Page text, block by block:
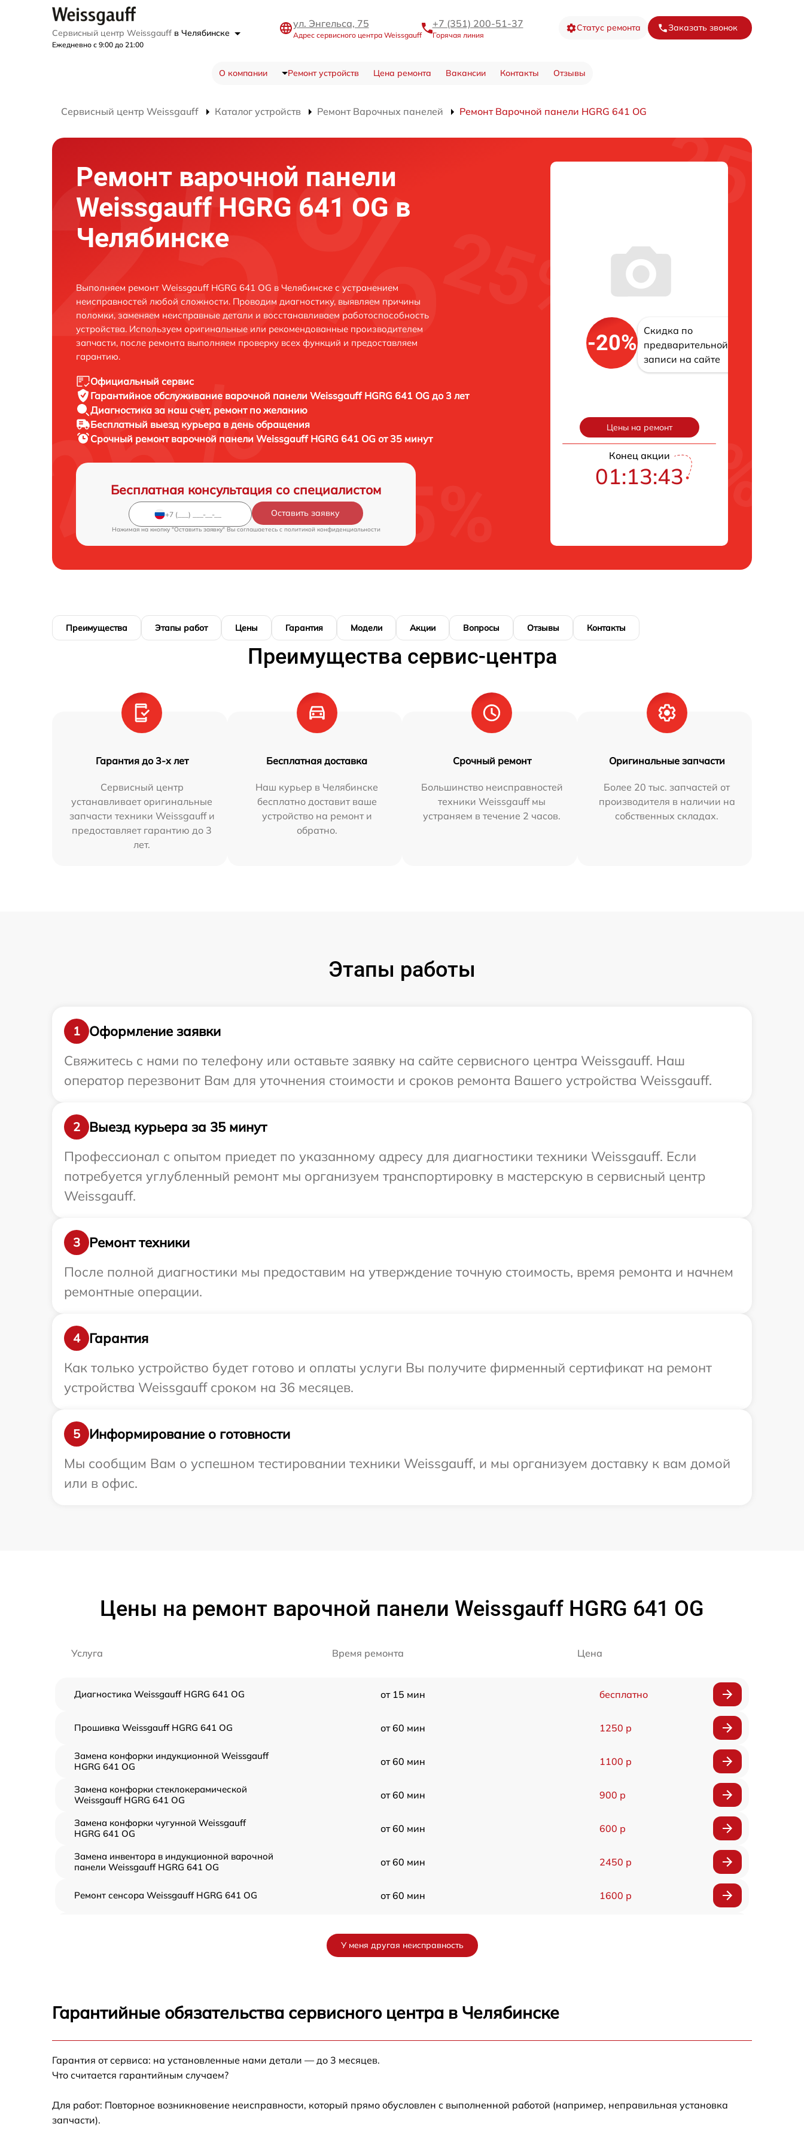
Сервисный центр Weissgauff в Челябинске
Ежедневно с 9:00 до 21:00
ул. Энгельса, 75
Адрес сервисного центра Weissgauff
+7 (351) 200-51-37
Горячая линия
Статус ремонта Заказать звонок
О компании Ремонт устройств Цена ремонта Вакансии Контакты Отзывы
Сервисный центр Weissgauff Каталог устройств Ремонт Варочных панелей Ремонт Варочной панели HGRG 641 OG
Ремонт варочной панели
Weissgauff HGRG 641 OG в
Челябинске
Выполняем ремонт Weissgauff HGRG 641 OG в Челябинске с устранением
неисправностей любой сложности. Проводим диагностику, выявляем причины
поломки, заменяем неисправные детали и восстанавливаем работоспособность
устройства. Используем оригинальные или рекомендованные производителем
запчасти, после ремонта выполняем проверку всех функций и предоставляем
гарантию.
Официальный сервис
Гарантийное обслуживание варочной панели Weissgauff HGRG 641 OG до 3 лет
Диагностика за наш счет, ремонт по желанию
Бесплатный выезд курьера в день обращения
Срочный ремонт варочной панели Weissgauff HGRG 641 OG от 35 минут
Бесплатная консультация со специалистом
Оставить заявку
Нажимая на кнопку "Оставить заявку" Вы соглашаетесь c политикой конфиденциальности
-20%
Скидка по
предварительной
записи на сайте
Цены на ремонт
Конец акции
01:13:42
Преимущества Этапы работ Цены Гарантия Модели Акции Вопросы Отзывы Контакты
Преимущества сервис-центра
Гарантия до 3-х лет
Сервисный центр
устанавливает оригинальные
запчасти техники Weissgauff и
предоставляет гарантию до 3
лет.
Бесплатная доставка
Наш курьер в Челябинске
бесплатно доставит ваше
устройство на ремонт и
обратно.
Срочный ремонт
Большинство неисправностей
техники Weissgauff мы
устраняем в течение 2 часов.
Оригинальные запчасти
Более 20 тыс. запчастей от
производителя в наличии на
собственных складах.
Этапы работы
1
Оформление заявки
Свяжитесь с нами по телефону или оставьте заявку на сайте сервисного центра Weissgauff. Наш
оператор перезвонит Вам для уточнения стоимости и сроков ремонта Вашего устройства Weissgauff.
2
Выезд курьера за 35 минут
Профессионал с опытом приедет по указанному адресу для диагностики техники Weissgauff. Если
потребуется углубленный ремонт мы организуем транспортировку в мастерскую в сервисный центр
Weissgauff.
3
Ремонт техники
После полной диагностики мы предоставим на утверждение точную стоимость, время ремонта и начнем
ремонтные операции.
4
Гарантия
Как только устройство будет готово и оплаты услуги Вы получите фирменный сертификат на ремонт
устройства Weissgauff сроком на 36 месяцев.
5
Информирование о готовности
Мы сообщим Вам о успешном тестировании техники Weissgauff, и мы организуем доставку к вам домой
или в офис.
Цены на ремонт варочной панели Weissgauff HGRG 641 OG
Услуга Время ремонта Цена
Диагностика Weissgauff HGRG 641 OG от 15 мин бесплатно
Прошивка Weissgauff HGRG 641 OG от 60 мин 1250 р
Замена конфорки индукционной Weissgauff
HGRG 641 OG
от 60 мин 1100 р
Замена конфорки стеклокерамической
Weissgauff HGRG 641 OG
от 60 мин 900 р
Замена конфорки чугунной Weissgauff
HGRG 641 OG
от 60 мин 600 р
Замена инвентора в индукционной варочной
панели Weissgauff HGRG 641 OG
от 60 мин 2450 р
Ремонт сенсора Weissgauff HGRG 641 OG от 60 мин 1600 р
Замена сенсора Weissgauff HGRG 641 OG
У меня другая неисправность
Гарантийные обязательства сервисного центра в Челябинске
Гарантия от сервиса: на установленные нами детали — до 3 месяцев.
Что считается гарантийным случаем?
Для работ: Повторное возникновение неисправности, который прямо обусловлен с выполненной работой (например, неправильная установка
запчасти).